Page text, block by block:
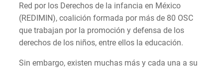
Red por los Derechos de la infancia en México
(REDIMIN), coalición formada por más de 80 OSC
que trabajan por la promoción y defensa de los
derechos de los niños, entre ellos la educación.
Sin embargo, existen muchas más y cada una a su